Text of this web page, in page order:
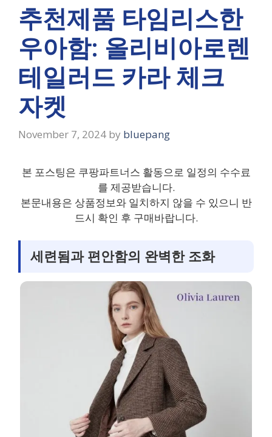
추천제품 타임리스한
우아함: 올리비아로렌
테일러드 카라 체크
자켓
November 7, 2024 by bluepang
본 포스팅은 쿠팡파트너스 활동으로 일정의 수수료
를 제공받습니다.
본문내용은 상품정보와 일치하지 않을 수 있으니 반
드시 확인 후 구매바랍니다.
세련됨과 편안함의 완벽한 조화